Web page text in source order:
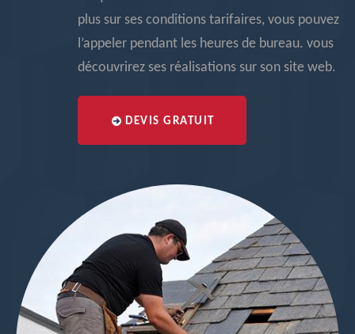
plus sur ses conditions tarifaires, vous pouvez
l’appeler pendant les heures de bureau. vous
découvrirez ses réalisations sur son site web.
DEVIS GRATUIT